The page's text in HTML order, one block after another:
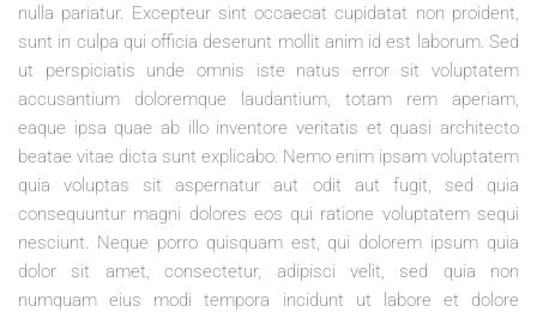
nulla pariatur. Excepteur sint occaecat cupidatat non proident,
sunt in culpa qui officia deserunt mollit anim id est laborum. Sed
ut perspiciatis unde omnis iste natus error sit voluptatem
accusantium doloremque laudantium, totam rem aperiam,
eaque ipsa quae ab illo inventore veritatis et quasi architecto
beatae vitae dicta sunt explicabo. Nemo enim ipsam voluptatem
quia voluptas sit aspernatur aut odit aut fugit, sed quia
consequuntur magni dolores eos qui ratione voluptatem sequi
nesciunt. Neque porro quisquam est, qui dolorem ipsum quia
dolor sit amet, consectetur, adipisci velit, sed quia non
numquam eius modi tempora incidunt ut labore et dolore